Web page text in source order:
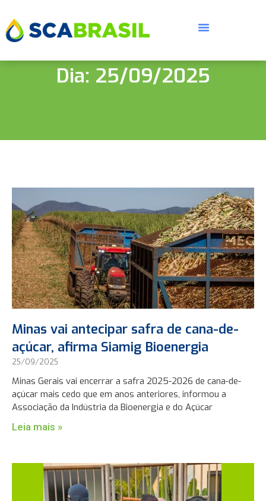
Dia: 25/09/2025
Minas vai antecipar safra de cana-de-
açúcar, afirma Siamig Bioenergia
25/09/2025
Minas Gerais vai encerrar a safra 2025-2026 de cana-de-
açúcar mais cedo que em anos anteriores, informou a
Associação da Indústria da Bioenergia e do Açúcar
Leia mais »